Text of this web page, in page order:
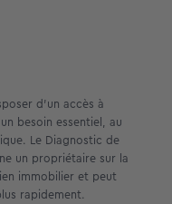
d’un accès à
besoin essentiel, au
Le Diagnostic de
un propriétaire sur la
immobilier et peut
rapidement.